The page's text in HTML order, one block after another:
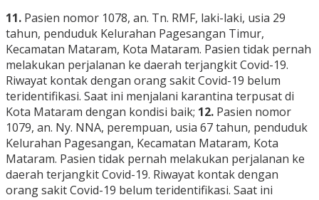
11. Pasien nomor 1078, an. Tn. RMF, laki-laki, usia 29
tahun, penduduk Kelurahan Pagesangan Timur,
Kecamatan Mataram, Kota Mataram. Pasien tidak pernah
melakukan perjalanan ke daerah terjangkit Covid-19.
Riwayat kontak dengan orang sakit Covid-19 belum
teridentifikasi. Saat ini menjalani karantina terpusat di
Kota Mataram dengan kondisi baik; 12. Pasien nomor
1079, an. Ny. NNA, perempuan, usia 67 tahun, penduduk
Kelurahan Pagesangan, Kecamatan Mataram, Kota
Mataram. Pasien tidak pernah melakukan perjalanan ke
daerah terjangkit Covid-19. Riwayat kontak dengan
orang sakit Covid-19 belum teridentifikasi. Saat ini